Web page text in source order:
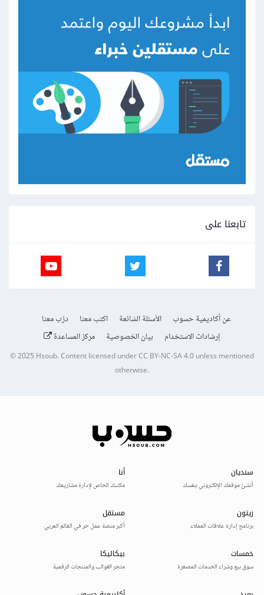
تابعنا على
عن أكاديمية حسوب الأسئلة الشائعة اكتب معنا
درّب معنا
إرشادات الاستخدام
بيان الخصوصية مركز المساعدة
© 2025Hsoub.Content licensed underCC BY-NC-SA 4.0unless mentioned
otherwise.